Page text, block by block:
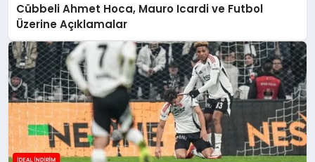
Cübbeli Ahmet Hoca, Mauro Icardi ve Futbol
Üzerine Açıklamalar